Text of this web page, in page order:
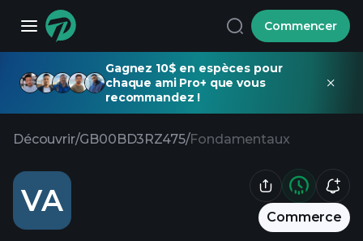
Commencer
Gagnez 10$ en espèces pour
chaque ami Pro+ que vous
recommandez !
Découvrir/GB00BD3RZ475/Fondamentaux
VA Commerce